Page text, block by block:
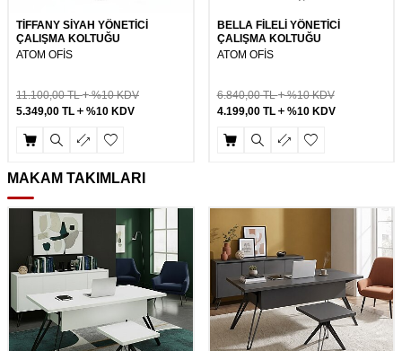
TİFFANY SİYAH YÖNETİCİ
ÇALIŞMA KOLTUĞU
ATOM OFİS
11.100,00TL %10 KDV
5.349,00 TL %10 KDV
BELLA FİLELİ YÖNETİCİ
ÇALIŞMA KOLTUĞU
ATOM OFİS
6.840,00TL %10 KDV
4.199,00TL %10 KDV
MAKAM TAKIMLARI